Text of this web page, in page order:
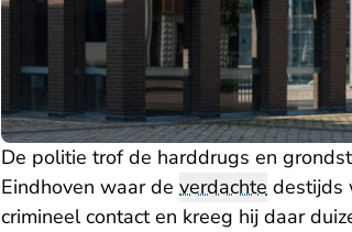
De politie trof de harddrugs en
Eindhoven waar de verdachte destijds
crimineel contact en kreeg hij daar